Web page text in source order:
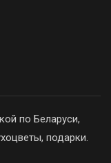
по Беларуси,
подарки.